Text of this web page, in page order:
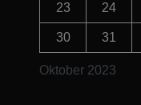
Oktober 2023
23 24
30 31